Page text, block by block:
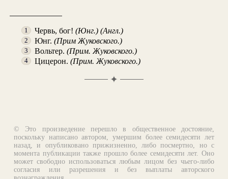
1 Червь, бог!(Юнг.) (Англ.)
2 Юнг.(Прим Жуковского.)
3 Вольтер.(Прим. Жуковского.)
4 Цицерон.(Прим. Жуковского.)
✦
© Это произведение перешло в общественное достояние,
поскольку написано автором, умершим более семидесяти лет
назад, и опубликовано прижизненно, либо посмертно, но с
момента публикации также прошло более семидесяти лет. Оно
может свободно использоваться любым лицом без чьего-либо
согласия или разрешения и без выплаты авторского